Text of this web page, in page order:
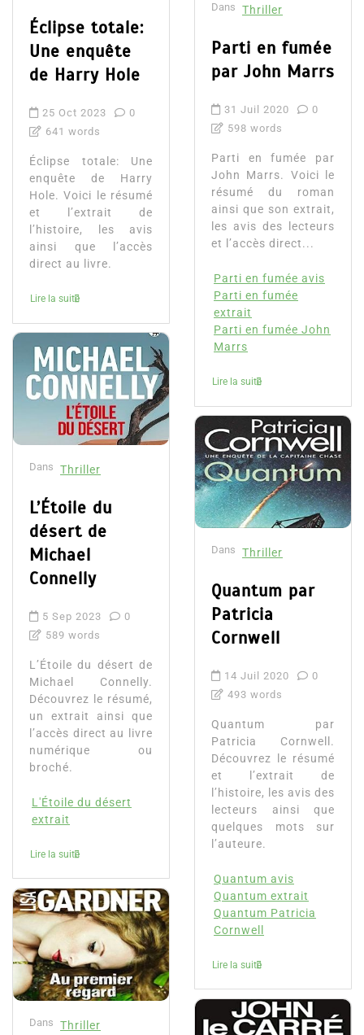
Éclipse totale:
Une enquête
de Harry Hole
25 Oct 2023
0
641 words
Éclipse totale: Une
enquête de Harry
Hole. Voici le résumé
et l’extrait de
l’histoire, les avis
ainsi que l’accès
direct au livre.
Lire la suite
Dans Thriller
L’Étoile du
désert de
Michael
Connelly
5 Sep 2023
0
589 words
L’Étoile du désert de
Michael Connelly.
Découvrez le résumé,
un extrait ainsi que
l’accès direct au livre
numérique ou
broché.
L'Étoile du désert
extrait
Lire la suite
Dans Thriller
Dans Thriller
Parti en fumée
par John Marrs
31 Juil 2020
0
598 words
Parti en fumée par
John Marrs. Voici le
résumé du roman
ainsi que son extrait,
les avis des lecteurs
et l’accès direct...
Parti en fumée avis
Parti en fumée
extrait
Parti en fumée John
Marrs
Lire la suite
Dans Thriller
Quantum par
Patricia
Cornwell
14 Juil 2020
0
493 words
Quantum par
Patricia Cornwell.
Découvrez le résumé
et l’extrait de
l’histoire, les avis des
lecteurs ainsi que
quelques mots sur
l’auteure.
Quantum avis
Quantum extrait
Quantum Patricia
Cornwell
Lire la suite